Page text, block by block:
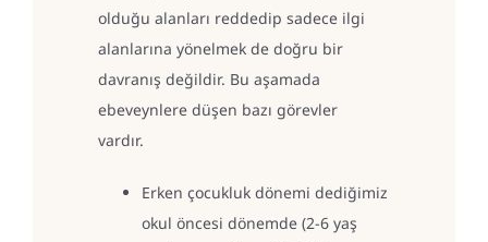
olduğu alanları reddedip sadece ilgi
alanlarına yönelmek de doğru bir
davranış değildir. Bu aşamada
ebeveynlere düşen bazı görevler
vardır.
Erken çocukluk dönemi dediğimiz
okul öncesi dönemde (2-6 yaş